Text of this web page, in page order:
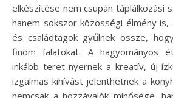
elkészítése nem csupán táplálkozási
hanem sokszor közösségi élmény
és családtagok gyűlnek össze,
finom falatokat. A hagyományos
inkább teret nyernek a kreatív, új
izgalmas kihívást jelenthetnek a
nemcsak a hozzávalók minősége,